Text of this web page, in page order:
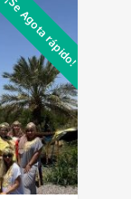
¡Se Agota rápido!